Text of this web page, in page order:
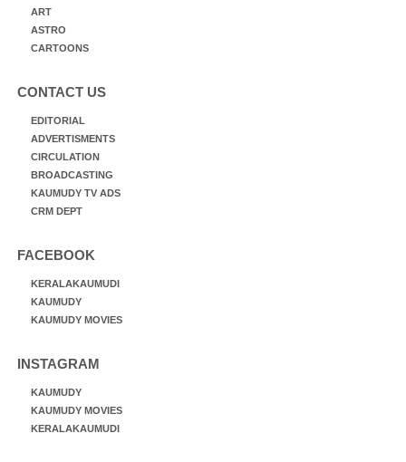
ART
ASTRO
CARTOONS
CONTACT US
EDITORIAL
ADVERTISMENTS
CIRCULATION
BROADCASTING
KAUMUDY TV ADS
CRM DEPT
FACEBOOK
KERALAKAUMUDI
KAUMUDY
KAUMUDY MOVIES
INSTAGRAM
KAUMUDY
KAUMUDY MOVIES
KERALAKAUMUDI